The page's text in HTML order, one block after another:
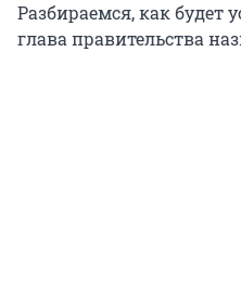
Разбираемся, как будет
глава правительства